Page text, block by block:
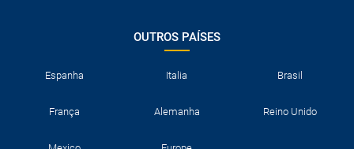
OUTROS PAÍSES
Espanha Italia Brasil
França Alemanha Reino Unido